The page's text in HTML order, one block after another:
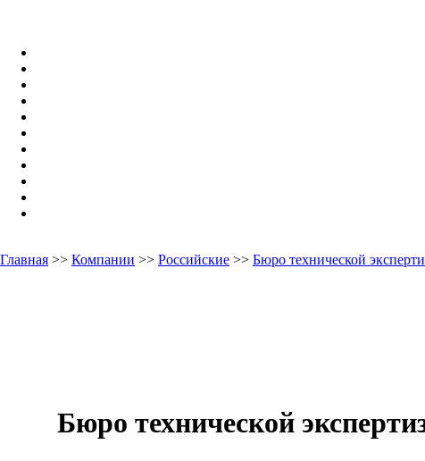
Главная >> Компании >> Российские >> Бюро технической
Бюро технической